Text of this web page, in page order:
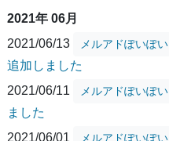
2021年 06月
2021/06/13
メルアドぽいぽい
追加しました
2021/06/11
メルアドぽいぽい
ました
2021/06/01
メルアドぽいぽい